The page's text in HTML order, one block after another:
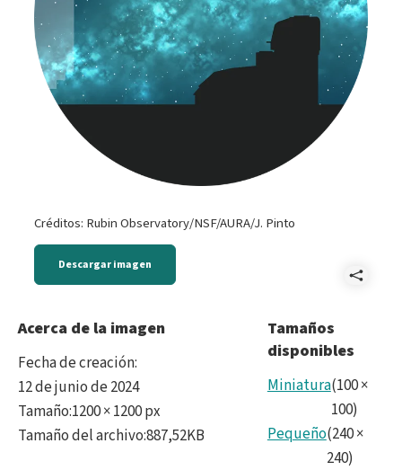
Créditos: Rubin Observatory/NSF/AURA/J. Pinto
Descargar imagen
Acerca de la imagen
Fecha de creación:
12 de junio de 2024
Tamaño:1200 × 1200 px
Tamaño del archivo:887,52KB
Tamaños
disponibles
Miniatura(100×
100)
Pequeño(240×
240)